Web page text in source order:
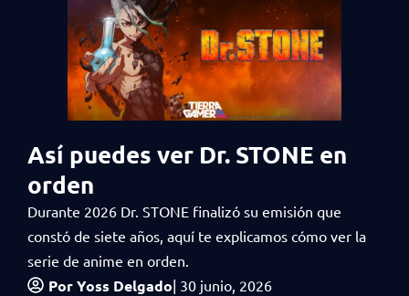
Así puedes ver Dr. STONE en
orden
Durante 2026 Dr. STONE finalizó su emisión que
constó de siete años, aquí te explicamos cómo ver la
serie de anime en orden.
PorYoss Delgado| 30 junio, 2026